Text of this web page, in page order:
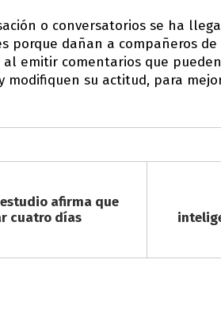
o conversatorios se ha
porque dañan a compañeros
emitir comentarios que
modifiquen su actitud, para
estudio afirma que
cuatro días